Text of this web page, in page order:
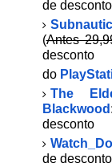
de desconto
(Antes
do
The
Blackwood :
desconto
de desconto